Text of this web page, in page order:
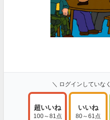
＼ ログインしていな
超いいね
100～81点
いいね
80～61点